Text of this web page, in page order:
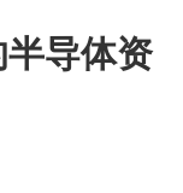
半导体资